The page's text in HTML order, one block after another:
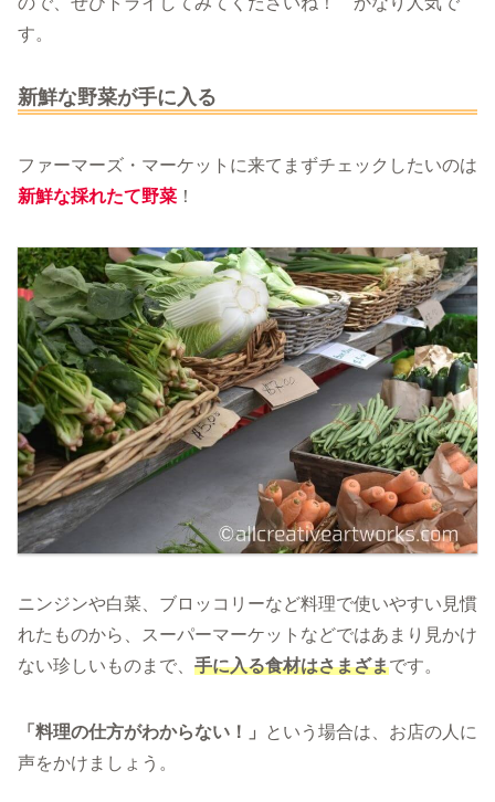
す。
新鮮な野菜が手に入る
ファーマーズ・マーケットに来てまずチェックしたいのは
新鮮な採れたて野菜 ！
ニンジンや白菜、ブロッコリーなど料理で使いやすい見慣
れたものから、スーパーマーケットなどではあまり見かけ
ない珍しいものまで、 手に入る食材はさまざまです。
「料理の仕方がわからない！」
という場合は、お店の人に
声をかけましょう。